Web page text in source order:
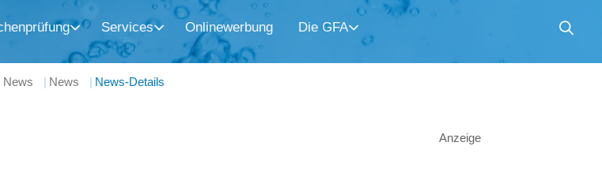
Services Onlinewerbung Die GFA
News News News-Details
Anzeige